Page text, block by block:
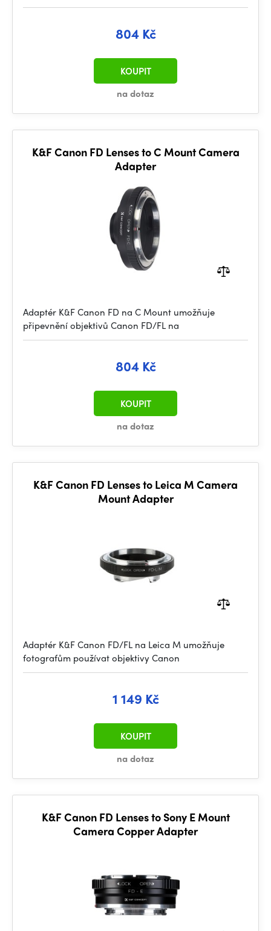
804 Kč
na dotaz
KOUPIT
K&F Canon FD Lenses to C Mount Camera
Adapter
Adaptér K&F Canon FD na C Mount umožňuje
připevnění objektivů Canon FD/FL na
804 Kč
na dotaz
KOUPIT
K&F Canon FD Lenses to Leica M Camera
Mount Adapter
Adaptér K&F Canon FD/FL na Leica M umožňuje
fotografům používat objektivy Canon
1 149 Kč
na dotaz
KOUPIT
K&F Canon FD Lenses to Sony E Mount
Camera Copper Adapter